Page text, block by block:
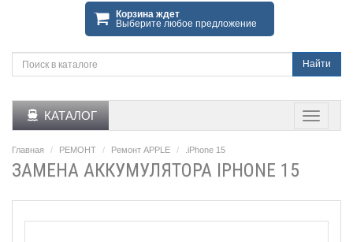
Корзина ждет
Выберите любое предложение
Найти
КАТАЛОГ
Главная РЕМОНТ Ремонт APPLE .iPhone 15
ЗАМЕНА АККУМУЛЯТОРА IPHONE 15